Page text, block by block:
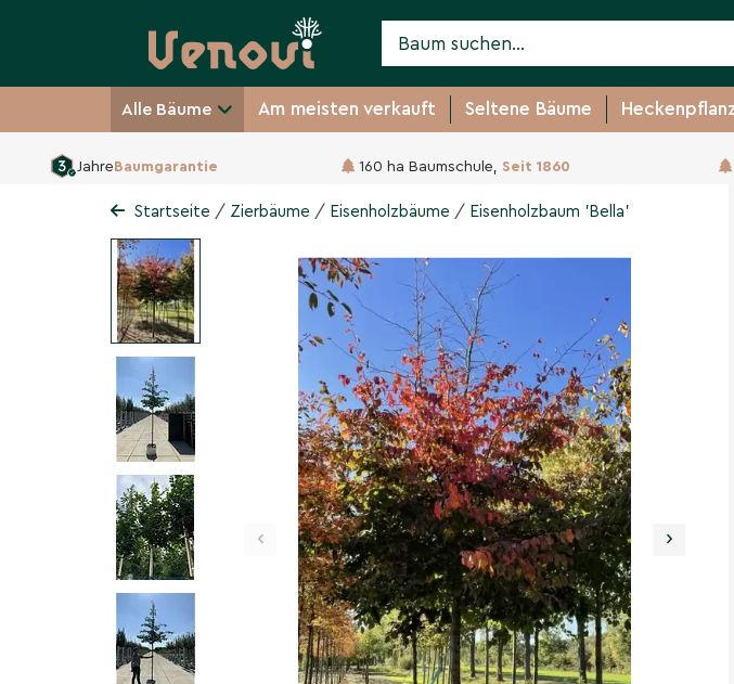
Alle Bäume Am meisten verkauft Seltene Bäume
JahreBaumgarantie 160 ha Baumschule, Seit 1860
Eisenholzbaum 'Bella'
Parrotia persica 'Bella'
Startseite / Zierbäume / Eisenholzbäume / Eisenholzbaum 'Bella'
‹ ›